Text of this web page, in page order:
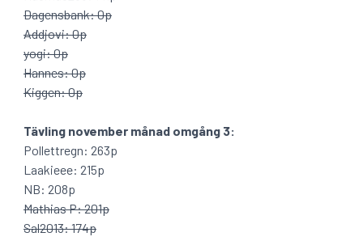
Dagensbank: 0p
Addjovi: 0p
yogi: 0p
Hannes: 0p
Kiggen: 0p
Tävling november månad omgång 3:
Pollettregn: 263p
Laakieee: 215p
NB: 208p
Mathias P: 201p
Sal2013: 174p